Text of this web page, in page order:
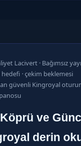
Lacivert · Bağımsız
hedefi · çekim beklemesi
güvenli Kingroyal
ve
derin